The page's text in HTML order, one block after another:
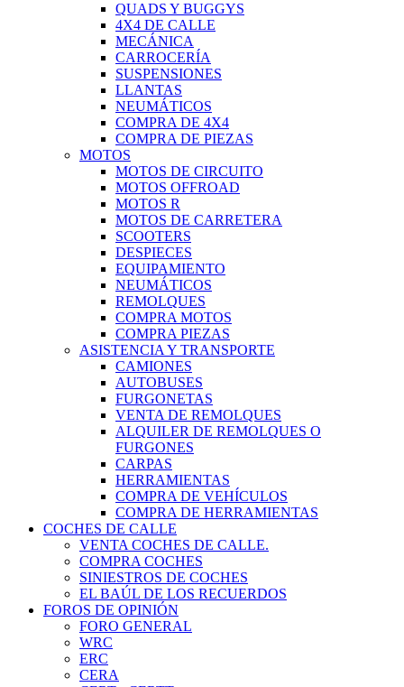
QUADS Y BUGGYS
4X4 DE CALLE
MECÁNICA
CARROCERÍA
SUSPENSIONES
LLANTAS
NEUMÁTICOS
COMPRA DE 4X4
COMPRA DE PIEZAS
MOTOS
MOTOS DE CIRCUITO
MOTOS OFFROAD
MOTOS R
MOTOS DE CARRETERA
SCOOTERS
DESPIECES
EQUIPAMIENTO
NEUMÁTICOS
REMOLQUES
COMPRA MOTOS
COMPRA PIEZAS
ASISTENCIA Y TRANSPORTE
CAMIONES
AUTOBUSES
FURGONETAS
VENTA DE REMOLQUES
ALQUILER DE REMOLQUES O
FURGONES
CARPAS
HERRAMIENTAS
COMPRA DE VEHÍCULOS
COMPRA DE HERRAMIENTAS
COCHES DE CALLE
VENTA COCHES DE CALLE.
COMPRA COCHES
SINIESTROS DE COCHES
EL BAÚL DE LOS RECUERDOS
FOROS DE OPINIÓN
FORO GENERAL
WRC
ERC
CERA